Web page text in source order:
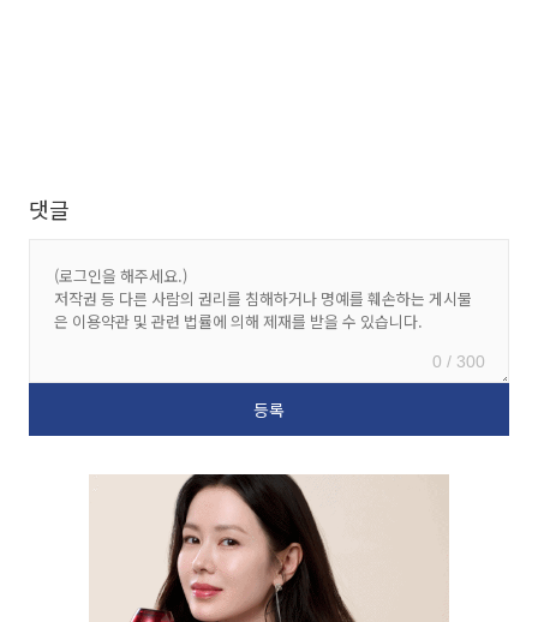
댓글
0 / 300